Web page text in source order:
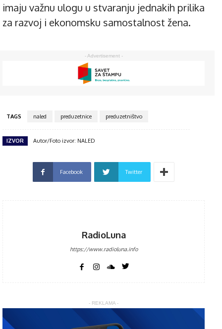
imaju važnu ulogu u stvaranju jednakih prilika
za razvoj i ekonomsku samostalnost žena.
- Advertisement -
TAGS naled preduzetnice preduzetništvo
IZVOR Autor/Foto izvor: NALED
Facebook Twitter
RadioLuna
https://www.radioluna.info
- REKLAMA -